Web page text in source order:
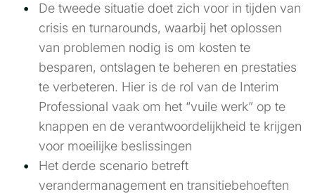
De tweede situatie doet zich voor in tijden van
crisis en turnarounds, waarbij het oplossen
van problemen nodig is om kosten te
besparen, ontslagen te beheren en prestaties
te verbeteren. Hier is de rol van de Interim
Professional vaak om het “vuile werk” op te
knappen en de verantwoordelijkheid te krijgen
voor moeilijke beslissingen
Het derde scenario betreft
verandermanagement en transitiebehoeften